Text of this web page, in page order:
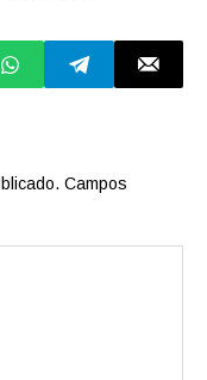
de SP
Campos